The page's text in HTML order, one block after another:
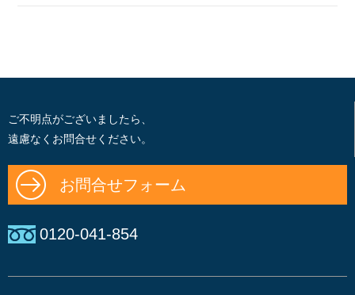
ご不明点がございましたら、
遠慮なくお問合せください。
お問合せフォーム
0120-041-854